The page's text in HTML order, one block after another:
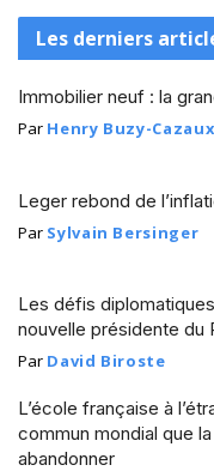
Les derniers
Immobilier neuf : la
Par Henry Buzy-Cazaux
Leger rebond de
Par Sylvain Bersinger
Les défis
nouvelle présidente du
Par David Biroste
L’école française à
commun mondial que
abandonner